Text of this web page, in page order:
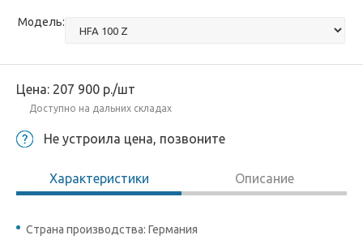
Модель:
Цена: 207 900 р./шт
Доступно на дальних складах
Не устроила цена, позвоните
Характеристики Описание
Страна производства: Германия